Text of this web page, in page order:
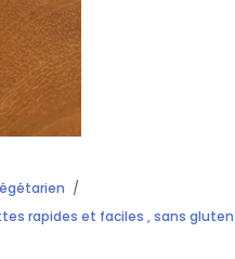
rapides et faciles ,sans gluten